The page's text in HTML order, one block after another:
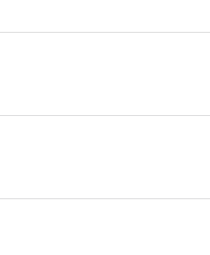
可能です。
画像はエラーになります。（※
して下さい）